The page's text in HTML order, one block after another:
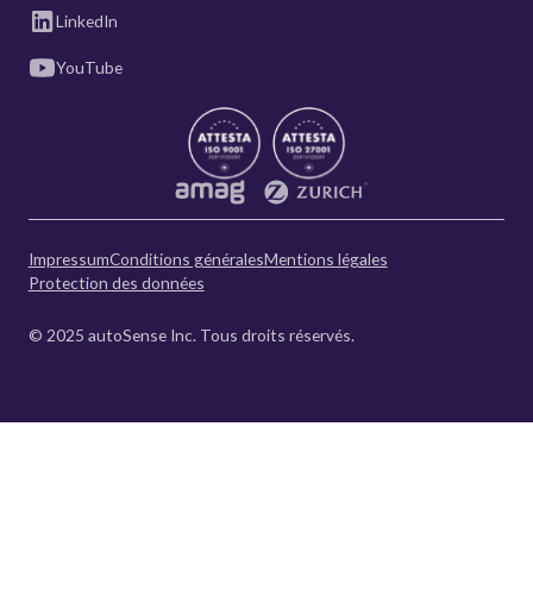
LinkedIn
YouTube
© 2025 autoSense Inc. Tous droits réservés.
ImpressumConditions généralesMentions légales
Protection des données